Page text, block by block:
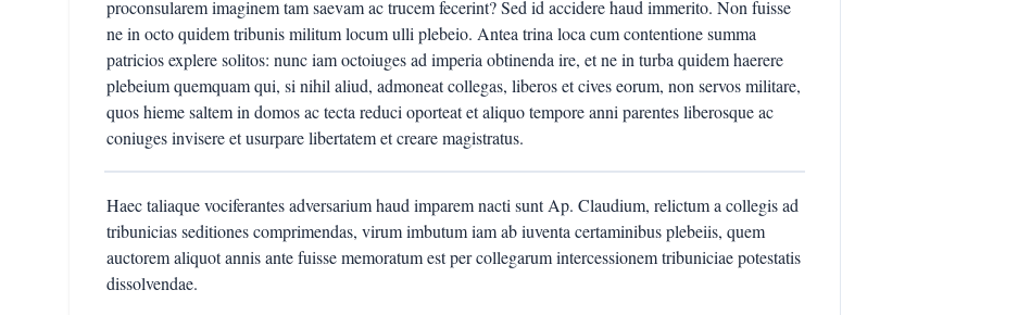
proconsularem imaginem tam saevam ac trucem fecerint? Sed id accidere haud immerito. Non fuisse
ne in octo quidem tribunis militum locum ulli plebeio. Antea trina loca cum contentione summa
patricios explere solitos: nunc iam octoiuges ad imperia obtinenda ire, et ne in turba quidem haerere
plebeium quemquam qui, si nihil aliud, admoneat collegas, liberos et cives eorum, non servos militare,
quos hieme saltem in domos ac tecta reduci oporteat et aliquo tempore anni parentes liberosque ac
coniuges invisere et usurpare libertatem et creare magistratus.
Haec taliaque vociferantes adversarium haud imparem nacti sunt Ap. Claudium, relictum a collegis ad
tribunicias seditiones comprimendas, virum imbutum iam ab iuventa certaminibus plebeiis, quem
auctorem aliquot annis ante fuisse memoratum est per collegarum intercessionem tribuniciae potestatis
dissolvendae.